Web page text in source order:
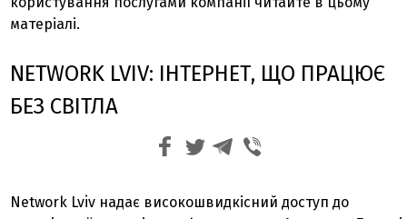
матеріалі.
NETWORK LVIV: ІНТЕРНЕТ, ЩО ПРАЦЮЄ
БЕЗ СВІТЛА
Network Lviv надає високошвидкісний доступ до